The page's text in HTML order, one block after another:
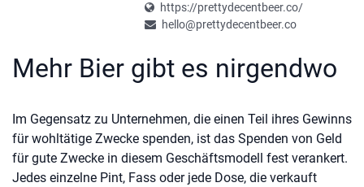
https://prettydecentbeer.co/
hello@prettydecentbeer.co
Mehr Bier gibt es nirgendwo
Im Gegensatz zu Unternehmen, die einen Teil ihres Gewinns
für wohltätige Zwecke spenden, ist das Spenden von Geld
für gute Zwecke in diesem Geschäftsmodell fest verankert.
Jedes einzelne Pint, Fass oder jede Dose, die verkauft